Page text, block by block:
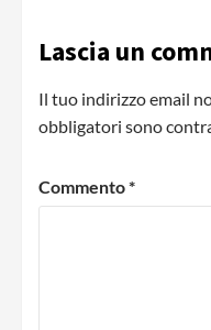
Lascia un
Il tuo indirizzo email
obbligatori sono
Commento*